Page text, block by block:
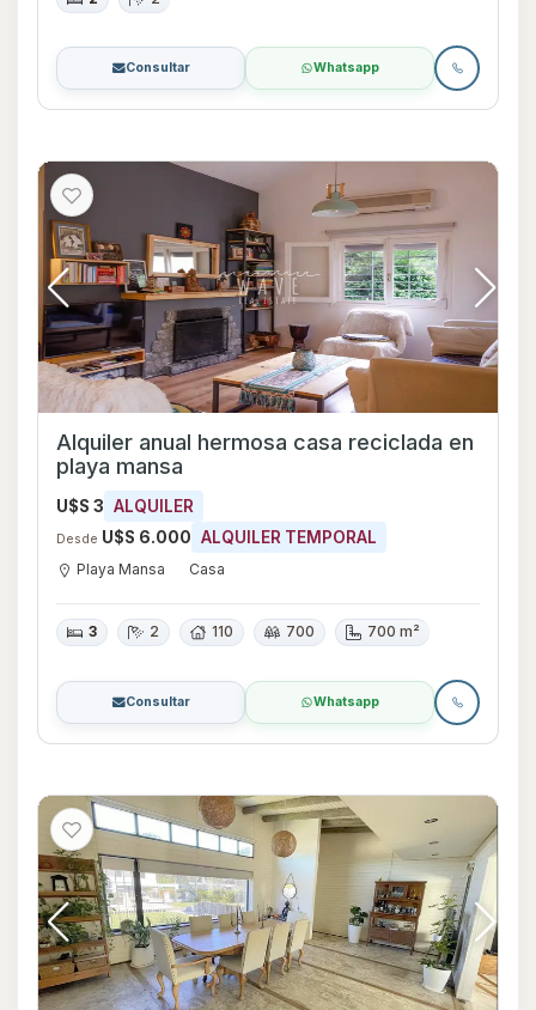
Consultar Whatsapp
Alquiler anual hermosa casa reciclada en
playa mansa
U$S 3 ALQUILER
Desde U$S 6.000 ALQUILER TEMPORAL
Playa Mansa Casa
3 2 110 700 700 m²
Consultar Whatsapp